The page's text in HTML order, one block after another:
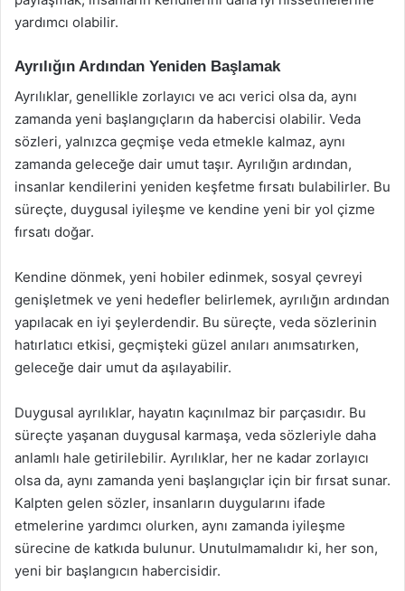
yardımcı olabilir.
Ayrılığın Ardından Yeniden Başlamak
Ayrılıklar, genellikle zorlayıcı ve acı verici olsa da, aynı
zamanda yeni başlangıçların da habercisi olabilir. Veda
sözleri, yalnızca geçmişe veda etmekle kalmaz, aynı
zamanda geleceğe dair umut taşır. Ayrılığın ardından,
insanlar kendilerini yeniden keşfetme fırsatı bulabilirler. Bu
süreçte, duygusal iyileşme ve kendine yeni bir yol çizme
fırsatı doğar.
Kendine dönmek, yeni hobiler edinmek, sosyal çevreyi
genişletmek ve yeni hedefler belirlemek, ayrılığın ardından
yapılacak en iyi şeylerdendir. Bu süreçte, veda sözlerinin
hatırlatıcı etkisi, geçmişteki güzel anıları anımsatırken,
geleceğe dair umut da aşılayabilir.
Duygusal ayrılıklar, hayatın kaçınılmaz bir parçasıdır. Bu
süreçte yaşanan duygusal karmaşa, veda sözleriyle daha
anlamlı hale getirilebilir. Ayrılıklar, her ne kadar zorlayıcı
olsa da, aynı zamanda yeni başlangıçlar için bir fırsat sunar.
Kalpten gelen sözler, insanların duygularını ifade
etmelerine yardımcı olurken, aynı zamanda iyileşme
sürecine de katkıda bulunur. Unutulmamalıdır ki, her son,
yeni bir başlangıcın habercisidir.